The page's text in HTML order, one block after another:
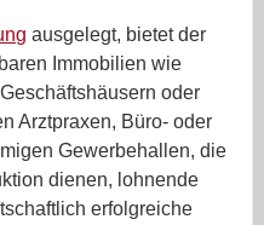
ausgelegt, bietet der
Immobilien wie
oder
Arztpraxen, Büro- oder
Gewerbehallen, die
dienen, lohnende
erfolgreiche